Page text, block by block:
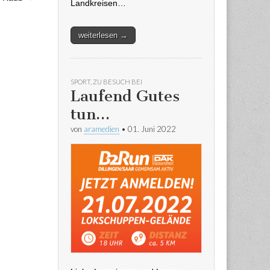
Landkreisen…
weiterlesen →
SPORT, ZU BESUCH BEI
Laufend Gutes
tun…
von aramedien • 01. Juni 2022